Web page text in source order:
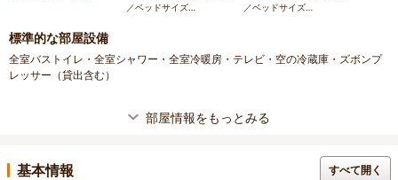
／ベッドサイズ
／ベッドサイズ
標準的な部屋設備
全室バストイレ・全室シャワー・全室冷暖房・テレビ・空の冷蔵庫・ズボンプ
レッサー（貸出含む）
部屋情報をもっとみる
基本情報 すべて開く